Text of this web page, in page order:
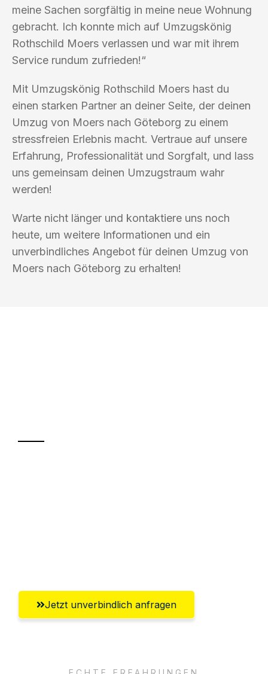
meine Sachen sorgfältig in meine neue Wohnung
gebracht. Ich konnte mich auf Umzugskönig
Rothschild Moers verlassen und war mit ihrem
Service rundum zufrieden!“
Mit Umzugskönig Rothschild Moers hast du
einen starken Partner an deiner Seite, der deinen
Umzug von Moers nach Göteborg zu einem
stressfreien Erlebnis macht. Vertraue auf unsere
Erfahrung, Professionalität und Sorgfalt, und lass
uns gemeinsam deinen Umzugstraum wahr
werden!
Warte nicht länger und kontaktiere uns noch
heute, um weitere Informationen und ein
unverbindliches Angebot für deinen Umzug von
Moers nach Göteborg zu erhalten!
Jetzt unverbindlich anfragen